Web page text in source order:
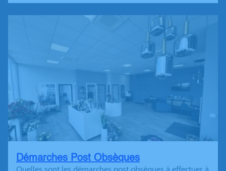
Démarches Post Obsèques
Quelles sont les démarches post obsèques à effectuer à